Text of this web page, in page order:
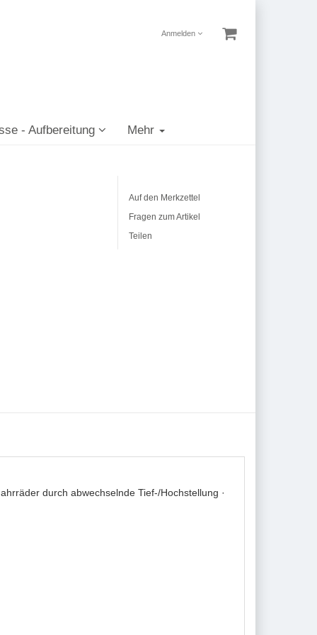
Anmelden
- Aufbereitung Mehr
Auf den Merkzettel
Fragen zum Artikel
Teilen
durch abwechselnde Tief-/Hochstellung ·